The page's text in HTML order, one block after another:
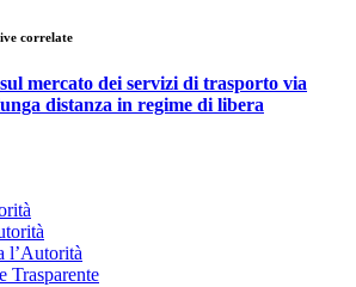
correlate
mercato dei servizi di trasporto via
distanza in regime di libera
l’Autorità
Trasparente